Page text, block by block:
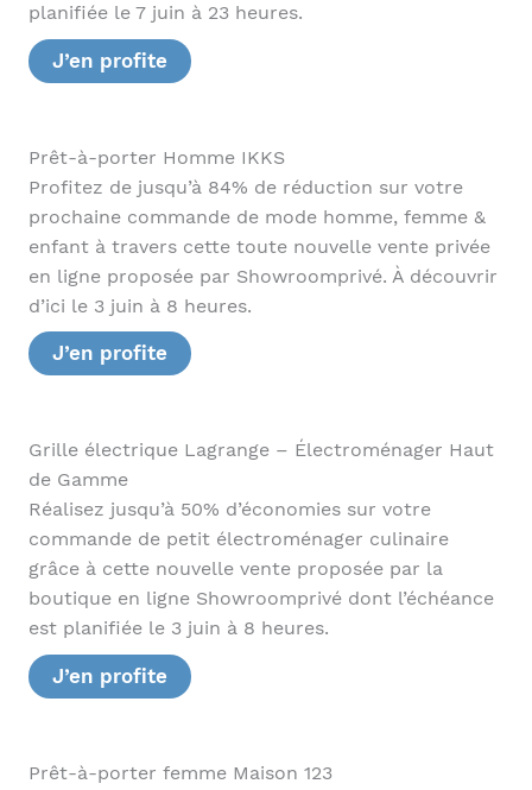
planifiée le 7 juin à 23 heures.
J’en profite
Prêt-à-porter Homme IKKS
Profitez de jusqu’à 84% de réduction sur votre
prochaine commande de mode homme, femme &
enfant à travers cette toute nouvelle vente privée
en ligne proposée par Showroomprivé. À découvrir
d’ici le 3 juin à 8 heures.
J’en profite
Grille électrique Lagrange – Électroménager Haut
de Gamme
Réalisez jusqu’à 50% d’économies sur votre
commande de petit électroménager culinaire
grâce à cette nouvelle vente proposée par la
boutique en ligne Showroomprivé dont l’échéance
est planifiée le 3 juin à 8 heures.
J’en profite
Prêt-à-porter femme Maison 123